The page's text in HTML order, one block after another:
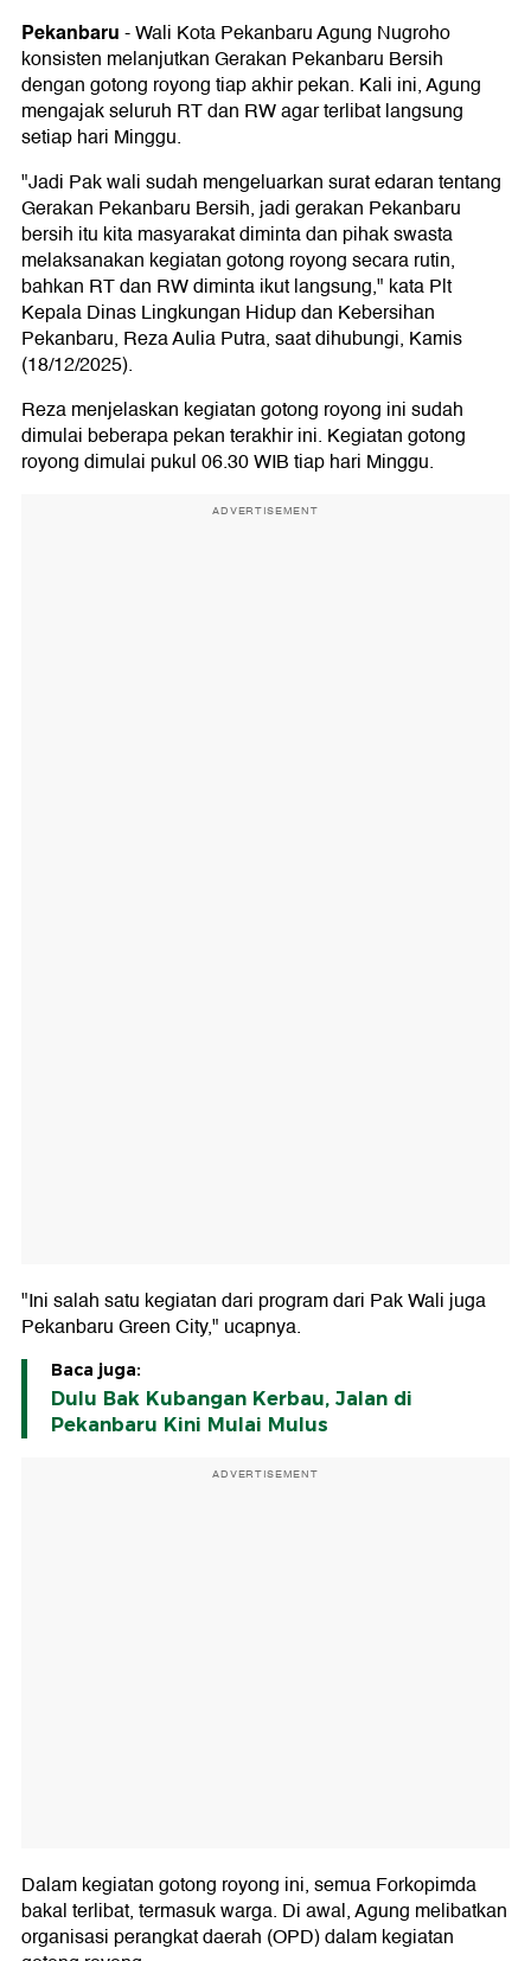
Pekanbaru-Wali Kota Pekanbaru Agung Nugroho
konsisten melanjutkan Gerakan Pekanbaru Bersih
dengan gotong royong tiap akhir pekan. Kali ini, Agung
mengajak seluruh RT dan RW agar terlibat langsung
setiap hari Minggu.
"Jadi Pak wali sudah mengeluarkan surat edaran tentang
Gerakan Pekanbaru Bersih, jadi gerakan Pekanbaru
bersih itu kita masyarakat diminta dan pihak swasta
melaksanakan kegiatan gotong royong secara rutin,
bahkan RT dan RW diminta ikut langsung," kata Plt
Kepala Dinas Lingkungan Hidup dan Kebersihan
Pekanbaru, Reza Aulia Putra, saat dihubungi, Kamis
(18/12/2025).
Reza menjelaskan kegiatan gotong royong ini sudah
dimulai beberapa pekan terakhir ini. Kegiatan gotong
royong dimulai pukul 06.30 WIB tiap hari Minggu.
ADVERTISEMENT
"Ini salah satu kegiatan dari program dari Pak Wali juga
Pekanbaru Green City," ucapnya.
Baca juga:
Dulu Bak Kubangan Kerbau, Jalan di
Pekanbaru Kini Mulai Mulus
ADVERTISEMENT
Dalam kegiatan gotong royong ini, semua Forkopimda
bakal terlibat, termasuk warga. Di awal, Agung melibatkan
organisasi perangkat daerah (OPD) dalam kegiatan